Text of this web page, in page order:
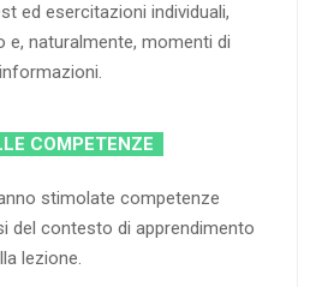
ed esercitazioni individuali,
e, naturalmente, momenti di
COMPETENZE
stimolate competenze
del contesto di apprendimento
lezione.